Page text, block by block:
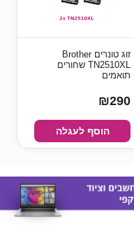
זוג טונרים Brother
TN2510XL שחורים
תואמים
₪290
הוסף לעגלה